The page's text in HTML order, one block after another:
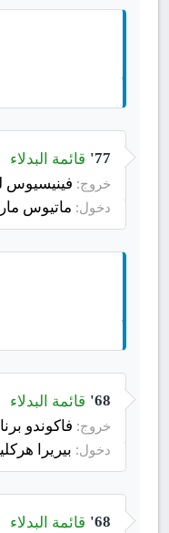
77' قائمة البدلاء
خروج: فينيسيوس
دخول: ماتيوس
68' قائمة البدلاء
خروج: فاكوندو
دخول: بيريرا
68' قائمة البدلاء